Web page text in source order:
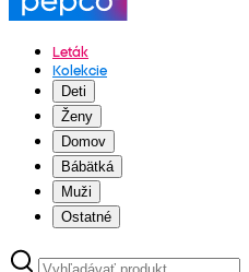
Leták
Kolekcie
Deti
Ženy
Domov
Bábätká
Muži
Ostatné